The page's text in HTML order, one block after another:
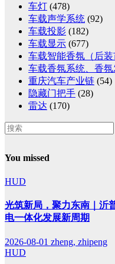
车灯 (478)
车载声学系统 (92)
车载投影 (182)
车载显示 (677)
车载智能香氛（后装
车载香氛系统、香
重庆汽车产业链 (54)
隐藏门把手 (28)
雷达 (170)
You missed
HUD
光筑新局，聚力东南｜沂
电一体化发展新周期
2026-08-01 zheng, zhipeng
HUD